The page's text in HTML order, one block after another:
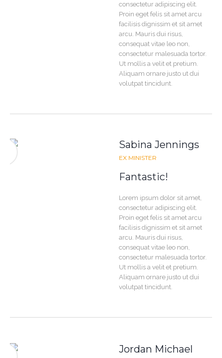
consectetur adipiscing elit.
Proin eget felis sit amet arcu
facilisis dignissim et sit amet
arcu. Mauris dui risus,
consequat vitae leo non,
consectetur malesuada tortor.
Ut mollis a velit et pretium.
Aliquam ornare justo ut dui
volutpat tincidunt.
Sabina Jennings
EX MINISTER
Fantastic!
Lorem ipsum dolor sit amet,
consectetur adipiscing elit.
Proin eget felis sit amet arcu
facilisis dignissim et sit amet
arcu. Mauris dui risus,
consequat vitae leo non,
consectetur malesuada tortor.
Ut mollis a velit et pretium.
Aliquam ornare justo ut dui
volutpat tincidunt.
Jordan Michael